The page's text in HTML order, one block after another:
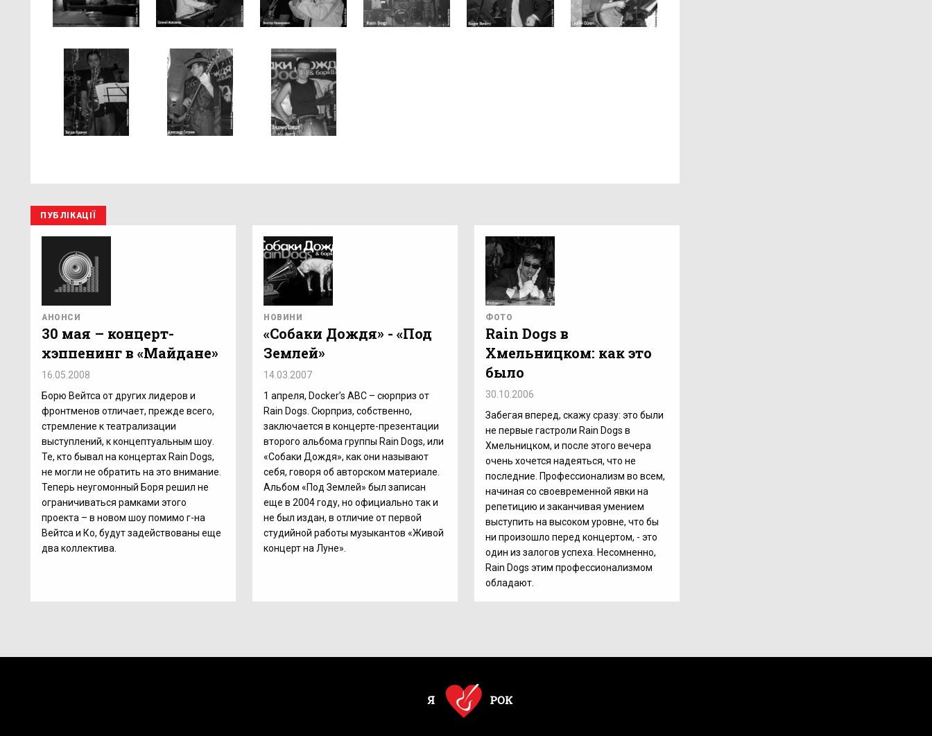
ПУБЛІКАЦІЇ
АНОНСИ
30 мая – концерт-
хэппенинг в «Майдане»
16.05.2008
Борю Вейтса от других лидеров и
фронтменов отличает, прежде всего,
стремление к театрализации
выступлений, к концептуальным шоу.
Те, кто бывал на концертах Rain Dogs,
не могли не обратить на это внимание.
Теперь неугомонный Боря решил не
ограничиваться рамками этого
проекта – в новом шоу помимо г-на
Вейтса и Ко, будут задействованы еще
два коллектива.
НОВИНИ
«Собаки Дождя» - «Под
Землей»
14.03.2007
1 апреля, Docker’s ABC – сюрприз от
Rain Dogs. Сюрприз, собственно,
заключается в концерте-презентации
второго альбома группы Rain Dogs, или
«Собаки Дождя», как они называют
себя, говоря об авторском материале.
Альбом «Под Землей» был записан
еще в 2004 году, но официально так и
не был издан, в отличие от первой
студийной работы музыкантов «Живой
концерт на Луне».
ФОТО
Rain Dogs в
Хмельницком: как это
было
30.10.2006
Забегая вперед, скажу сразу: это были
не первые гастроли Rain Dogs в
Хмельницком, и после этого вечера
очень хочется надеяться, что не
последние. Профессионализм во всем,
начиная со своевременной явки на
репетицию и заканчивая умением
выступить на высоком уровне, что бы
ни произошло перед концертом, - это
один из залогов успеха. Несомненно,
Rain Dogs этим профессионализмом
обладают.